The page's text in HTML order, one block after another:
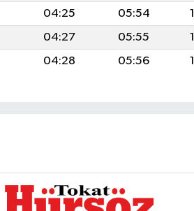
04:25 05:54
04:27 05:55
04:28 05:56